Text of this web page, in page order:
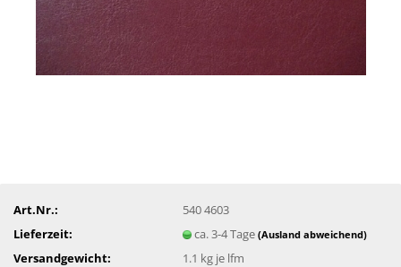
Art.Nr.:
540 4603
Lieferzeit:
ca. 3-4 Tage(Ausland abweichend)
Versandgewicht: 1.1 kg je lfm